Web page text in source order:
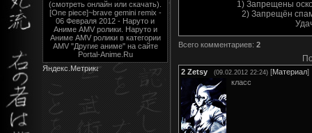
(смотреть онлайн или скачать).
[One piece]~brave gemini remix -
06 Февраля 2012 - Наруто и
Аниме AMV ролики. Наруто и
Аниме AMV ролики в категории
AMV "Другие аниме" на сайте
Portal-Anime.Ru
1) Запрещены
2) Запрещён
Всего комментариев: 2
2 Zetsy (09.02.2012 22:24) [Материал]
класс